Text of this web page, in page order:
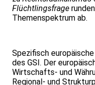
Flüchtlingsfrage
Themenspektrum ab.
Spezifisch
des GSI. Der
Wirtschafts- und
Regional- und